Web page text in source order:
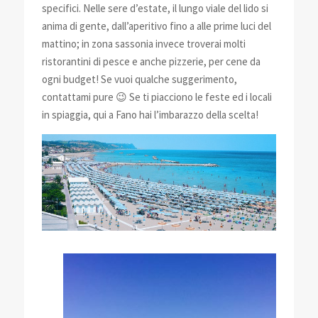
specifici. Nelle sere d’estate, il lungo viale del lido si
anima di gente, dall’aperitivo fino a alle prime luci del
mattino; in zona sassonia invece troverai molti
ristorantini di pesce e anche pizzerie, per cene da
ogni budget! Se vuoi qualche suggerimento,
contattami pure 😉 Se ti piacciono le feste ed i locali
in spiaggia, qui a Fano hai l’imbarazzo della scelta!